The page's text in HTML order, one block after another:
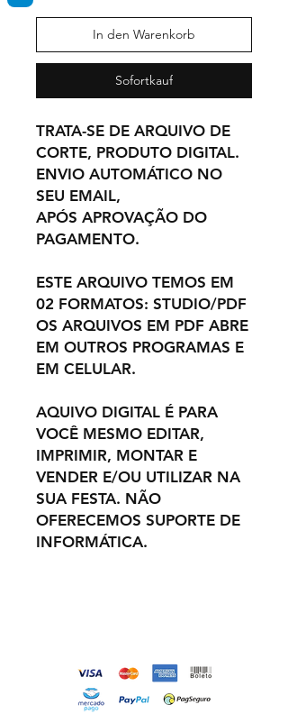
In den Warenkorb
Sofortkauf
TRATA-SE DE ARQUIVO DE
CORTE, PRODUTO DIGITAL.
ENVIO AUTOMÁTICO NO
SEU EMAIL,
APÓS APROVAÇÃO DO
PAGAMENTO.
ESTE ARQUIVO TEMOS EM
02 FORMATOS: STUDIO/PDF
OS ARQUIVOS EM PDF ABRE
EM OUTROS PROGRAMAS E
EM CELULAR.
AQUIVO DIGITAL É PARA
VOCÊ MESMO EDITAR,
IMPRIMIR, MONTAR E
VENDER E/OU UTILIZAR NA
SUA FESTA. NÃO
OFERECEMOS SUPORTE DE
INFORMÁTICA.